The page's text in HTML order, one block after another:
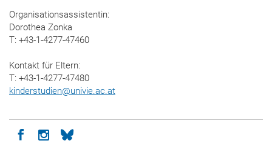
Organisationsassistentin:
Dorothea Zonka
T: +43-1-4277-47460
Kontakt für Eltern:
T: +43-1-4277-47480
kinderstudien@univie.ac.at
Icon facebook
Icon instagram
Icon bluesky